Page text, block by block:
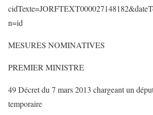
n=id
MESURES NOMINATIVES
PREMIER MINISTRE
49 Décret du 7 mars 2013 chargeant un
temporaire